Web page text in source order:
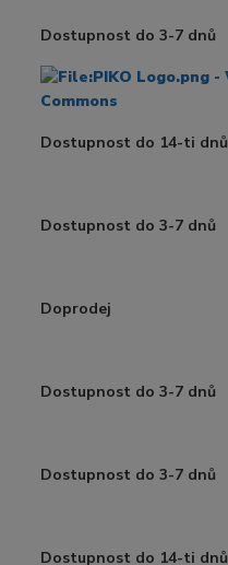
Dostupnost do 3-7 dnů
Dostupnost do 14-ti dnů
Dostupnost do 3-7 dnů
Doprodej
Dostupnost do 3-7 dnů
Dostupnost do 3-7 dnů
Dostupnost do 14-ti dnů